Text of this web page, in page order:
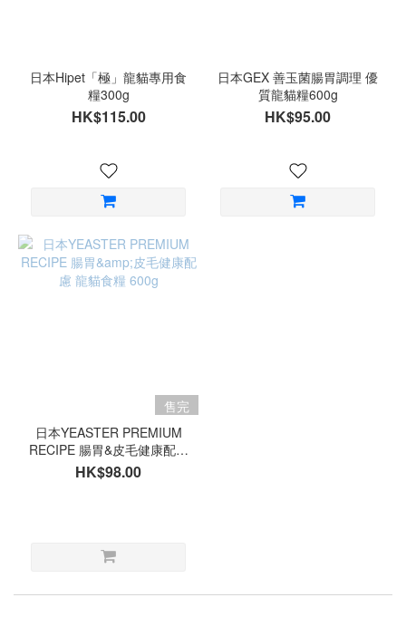
日本Hipet「極」龍貓專用食
糧300g
HK$115.00
日本GEX 善玉菌腸胃調理 優
質龍貓糧600g
HK$95.00
售完
日本YEASTER PREMIUM
RECIPE 腸胃&皮毛健康配慮
龍貓食糧 600g
HK$98.00